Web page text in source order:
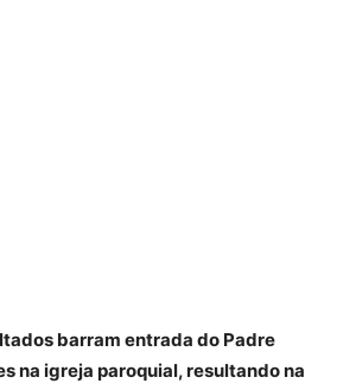
barram entrada do Padre
na igreja paroquial, resultando na